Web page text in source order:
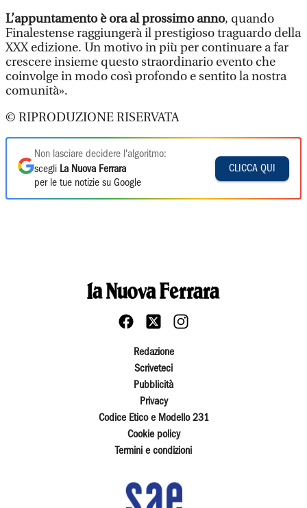
L’appuntamento è ora al prossimo anno, quando
Finalestense raggiungerà il prestigioso traguardo della
XXX edizione. Un motivo in più per continuare a far
crescere insieme questo straordinario evento che
coinvolge in modo così profondo e sentito la nostra
comunità».
© RIPRODUZIONE RISERVATA
Non lasciare decidere l'algoritmo:
scegli La Nuova Ferrara
per le tue notizie su Google
CLICCA QUI
Redazione
Scriveteci
Pubblicità
Privacy
Codice Etico e Modello 231
Cookie policy
Termini e condizioni